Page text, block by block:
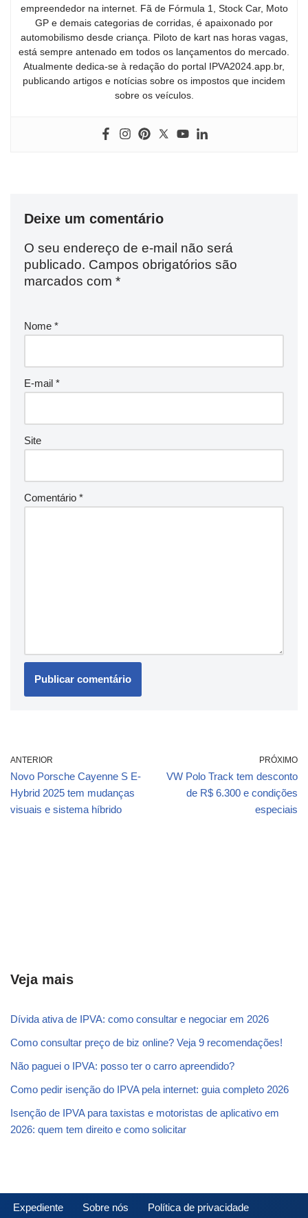
empreendedor na internet. Fã de Fórmula 1, Stock Car, Moto
GP e demais categorias de corridas, é apaixonado por
automobilismo desde criança. Piloto de kart nas horas vagas,
está sempre antenado em todos os lançamentos do mercado.
Atualmente dedica-se à redação do portal IPVA2024.app.br,
publicando artigos e notícias sobre os impostos que incidem
sobre os veículos.
Deixe um comentário
O seu endereço de e-mail não será
publicado. Campos obrigatórios são
marcados com *
Nome *
E-mail *
Site
Comentário *
ANTERIOR
Novo Porsche Cayenne S E-
Hybrid 2025 tem mudanças
visuais e sistema híbrido
PRÓXIMO
VW Polo Track tem desconto
de R$ 6.300 e condições
especiais
Veja mais
Dívida ativa de IPVA: como consultar e negociar em 2026
Como consultar preço de biz online? Veja 9 recomendações!
Não paguei o IPVA: posso ter o carro apreendido?
Como pedir isenção do IPVA pela internet: guia completo 2026
Isenção de IPVA para taxistas e motoristas de aplicativo em
2026: quem tem direito e como solicitar
Expediente Sobre nós Política de privacidade